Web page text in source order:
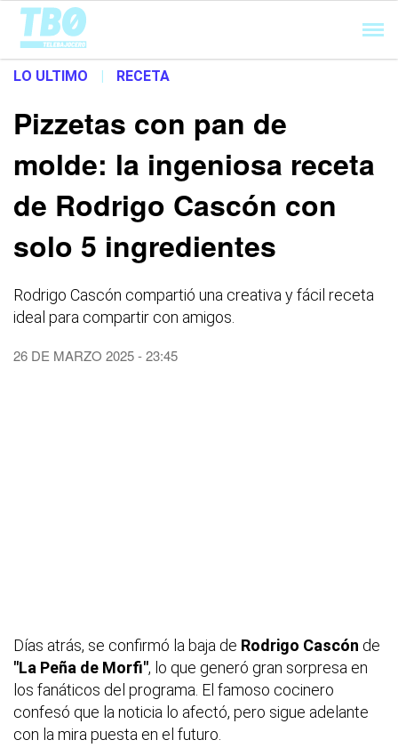
Cargando...
LO ULTIMO | RECETA
Pizzetas con pan de
molde: la ingeniosa receta
de Rodrigo Cascón con
solo 5 ingredientes
Rodrigo Cascón compartió una creativa y fácil receta
ideal para compartir con amigos.
26 DE MARZO 2025 - 23:45
Días atrás, se confirmó la baja de Rodrigo Cascón de
"La Peña de Morfi", lo que generó gran sorpresa en
los fanáticos del programa. El famoso cocinero
confesó que la noticia lo afectó, pero sigue adelante
con la mira puesta en el futuro.